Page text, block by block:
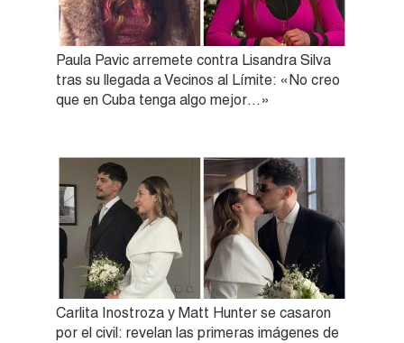
Paula Pavic arremete contra Lisandra Silva
tras su llegada a Vecinos al Límite: «No creo
que en Cuba tenga algo mejor…»
Carlita Inostroza y Matt Hunter se casaron
por el civil: revelan las primeras imágenes de